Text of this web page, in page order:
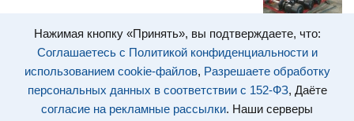
Нажимая кнопку «Принять», вы подтверждаете, что:
Соглашаетесь с Политикой конфиденциальности и
использованием cookie-файлов, Разрешаете обработку
персональных данных в соответствии с 152-ФЗ, Даёте
согласие на рекламные рассылки. Наши серверы